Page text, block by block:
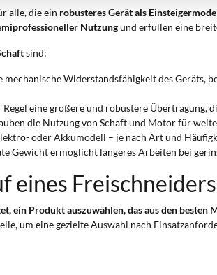
alle, die ein robusteres Gerät als
Nutzungund erfüllen eine
sind:
mechanische Widerstandsfähigkeit des Geräts,
Regel eine größere und robustere
die Nutzung von Schaft und Motor für
oder Akkumodell – je nach Art und
Gewicht ermöglicht längeres Arbeiten bei
ein Produkt auszuwählen, das aus den besten
um eine gezielte Auswahl nach